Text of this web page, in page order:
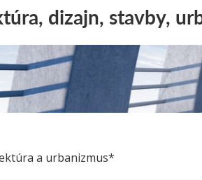
dizajn, stavby,
a urbanizmus*